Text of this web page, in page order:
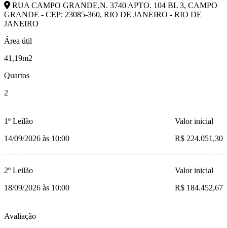
RUA CAMPO GRANDE,N. 3740 APTO. 104 BL 3, CAMPO
GRANDE - CEP: 23085-360, RIO DE JANEIRO - RIO DE
JANEIRO
Área útil
41,19m2
Quartos
2
1º Leilão
14/09/2026 às 10:00
Valor inicial
R$ 224.051,30
2º Leilão
18/09/2026 às 10:00
Valor inicial
R$ 184.452,67
Avaliação